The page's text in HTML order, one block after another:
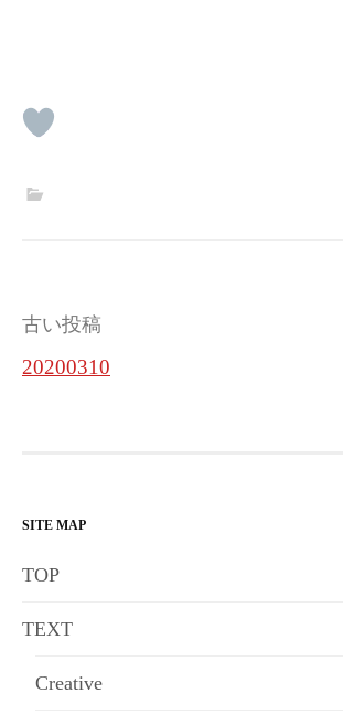
投
稿
ー
シ
ン
古い投稿
20200310
SITE MAP
TOP
TEXT
Creative